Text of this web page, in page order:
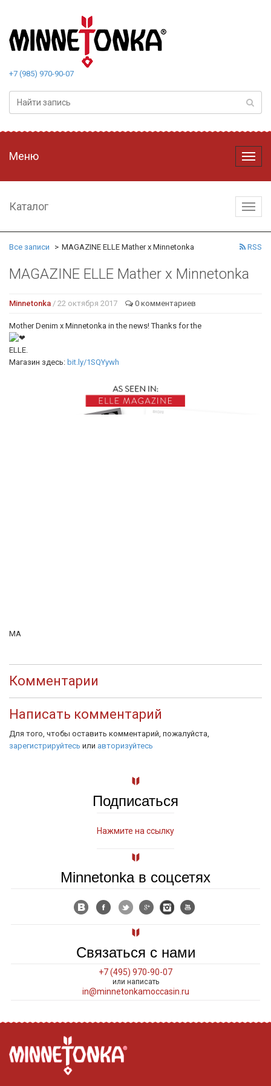
+7 (985) 970-90-07
Меню
Меню
Каталог
Все записи MAGAZINE ELLE Mather x Minnetonka RSS
MAGAZINE ELLE Mather x Minnetonka
Minnetonka / 22 октября 2017 0 комментариев
Mother Denim x Minnetonka in the news! Thanks for the
ELLE.
Магазин здесь: bit.ly/1SQYywh
MA
Комментарии
Написать комментарий
Для того, чтобы оставить комментарий, пожалуйста,
зарегистрируйтесь или авторизуйтесь
Подписаться
Нажмите на ссылку
Minnetonka в соцсетях
Связаться с нами
+7 (495) 970-90-07
или написать
in@minnetonkamoccasin.ru